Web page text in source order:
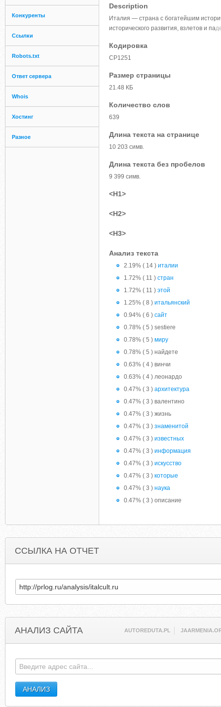
Конкуренты
Ссылки
Robots.txt
Ответ сервера
Whois
Хостинг
Разное
Description
Италия — страна с богатейшим
исторического развития, взлетов и па
Кодировка
CP1251
Размер страницы
21.48 КБ
Количество слов
639
Длина текста на странице
10 203 симв.
Длина текста без пробелов
9 399 симв.
<H1>
<H2>
<H3>
Анализ текста
2.19% ( 14 ) италии
1.72% ( 11 ) стран
1.72% ( 11 ) этой
1.25% ( 8 ) итальянский
0.94% ( 6 ) сайт
0.78% ( 5 ) sestiere
0.78% ( 5 ) миру
0.78% ( 5 ) найдете
0.63% ( 4 ) винчи
0.63% ( 4 ) леонардо
0.47% ( 3 ) архитектура
0.47% ( 3 ) валентино
0.47% ( 3 ) жизнь
0.47% ( 3 ) знаменитой
0.47% ( 3 ) известных
0.47% ( 3 ) информация
0.47% ( 3 ) искусство
0.47% ( 3 ) которые
0.47% ( 3 ) наука
0.47% ( 3 ) описание
ССЫЛКА НА ОТЧЕТ
АНАЛИЗ САЙТА AUTOREDUTA.PL